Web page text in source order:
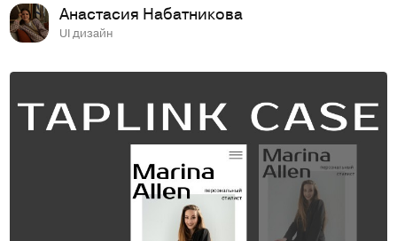
Анастасия Набатникова
UI дизайн